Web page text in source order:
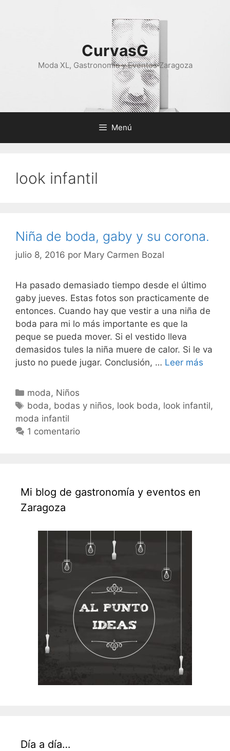
CurvasG
Moda XL, Gastronomía y Eventos Zaragoza
Menú
look infantil
Niña de boda, gaby y su corona.
julio 8, 2016 por Mary Carmen Bozal
Ha pasado demasiado tiempo desde el último
gaby jueves. Estas fotos son practicamente de
entonces. Cuando hay que vestir a una niña de
boda para mi lo más importante es que la
peque se pueda mover. Si el vestido lleva
demasidos tules la niña muere de calor. Si le va
justo no puede jugar. Conclusión, … Leer más
gaby
Categorías
moda, Niños
Etiquetas
boda, bodas y niños, look boda, look infantil,
moda infantil
1 comentario
Mi blog de gastronomía y eventos en
Zaragoza
Día a día…